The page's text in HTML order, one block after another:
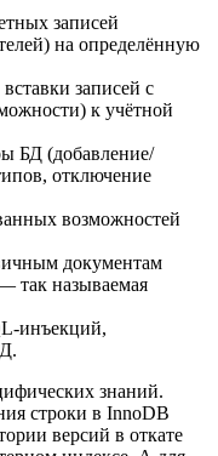
записей
на определённую
записей с
к учётной
БД (добавление/
отключение
возможностей
документам
так называемая
инъекций,
знаний.
строки в InnoDB
версий в откате